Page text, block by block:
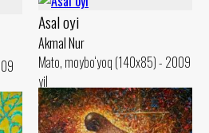
Asal oyi
Akmal Nur
Mato, moybo‘yoq (140x85) - 2009
yil